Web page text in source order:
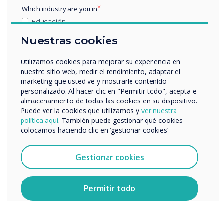
Clevertouch 2021 end of year review with
John Ginty
Nuestras cookies
Utilizamos cookies para mejorar su experiencia en
nuestro sitio web, medir el rendimiento, adaptar el
marketing que usted ve y mostrarle contenido
personalizado. Al hacer clic en "Permitir todo", acepta el
almacenamiento de todas las cookies en su dispositivo.
Puede ver la cookies que utilizamos y ver nuestra
política aquí. También puede gestionar qué cookies
colocamos haciendo clic en ‘gestionar cookies‘
Gestionar cookies
Permitir todo
Which industry are you in
Educación
Otros
nombre de empresa
Nos gustaría comunicarnos con usted acerca de
nuestros productos y servicios por correo electrónico,
teléfono o correo postal.
Acepto recibir otras comunicaciones de
Puedes darte de baja de estas comunicaciones en
cualquier momento. Para obtener más información
sobre cómo darte de baja, nuestras prácticas de
privacidad y cómo nos comprometemos a proteger y
respetar tu privacidad, consulta nuestra